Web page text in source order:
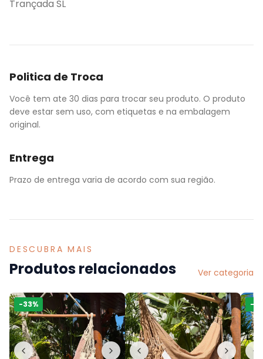
Trançada SL
Politica de Troca
Você tem ate 30 dias para trocar seu produto. O produto
deve estar sem uso, com etiquetas e na embalagem
original.
Entrega
Prazo de entrega varia de acordo com sua região.
DESCUBRA MAIS
Produtos relacionados Ver categoria
-33% -